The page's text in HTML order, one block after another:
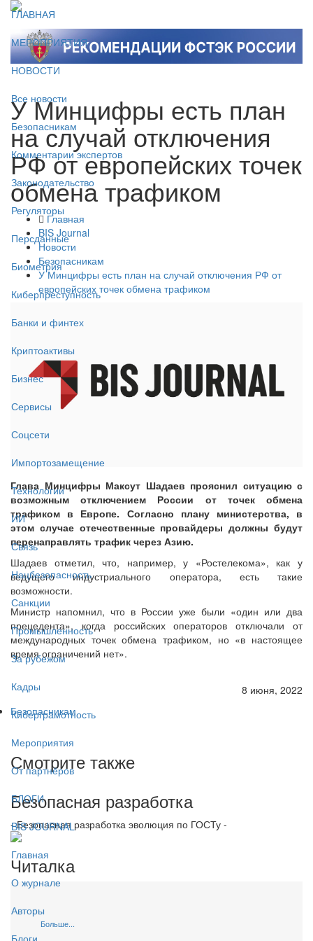
ГЛАВНАЯ
МЕРОПРИЯТИЯ
НОВОСТИ
Все новости
Безопасникам
Комментарии экспертов
Законодательство
Регуляторы
Персданные
Биометрия
Киберпреступность
Банки и финтех
Криптоактивы
Бизнес
Сервисы
Соцсети
Импортозамещение
Технологии
ИИ
Связь
Нацбезопасность
Санкции
Промышленность
За рубежом
Кадры
Киберграмотность
Мероприятия
От партнёров
БЛОГИ
BIS JOURNAL
Главная
О журнале
Авторы
Блоги
У Минцифры есть план
на случай отключения
РФ от европейских точек
обмена трафиком
Главная
BIS Journal
Новости
Безопасникам
У Минцифры есть план на случай отключения РФ от
европейских точек обмена трафиком
Глава Минцифры Максут Шадаев прояснил ситуацию с
возможным отключением России от точек обмена
трафиком в Европе. Согласно плану министерства, в
этом случае отечественные провайдеры должны будут
перенаправлять трафик через Азию.
Шадаев отметил, что, например, у «Ростелекома», как у
ведущего индустриального оператора, есть такие
возможности.
Министр напомнил, что в России уже были «один или два
прецедента», когда российских операторов отключали от
международных точек обмена трафиком, но «в настоящее
время ограничений нет».
8 июня, 2022
Безопасникам
Смотрите также
Безопасная разработка
- Безопасная разработка эволюция по ГОСТу -
Читалка
Больше...